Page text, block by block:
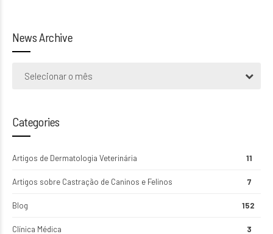
News Archive
Selecionar o mês
Categories
Artigos de Dermatologia Veterinária 11
Artigos sobre Castração de Caninos e Felinos 7
Blog 152
Clínica Médica 3